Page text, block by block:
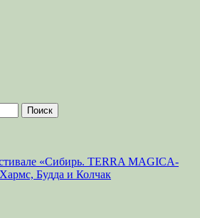
«Сибирь. TERRA MAGICA-
Будда и Колчак